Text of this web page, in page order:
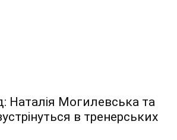
Наталія Могилевська та
в тренерських